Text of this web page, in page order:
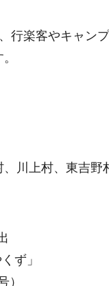
行楽客やキャン
川上村、東吉野
ず」
）